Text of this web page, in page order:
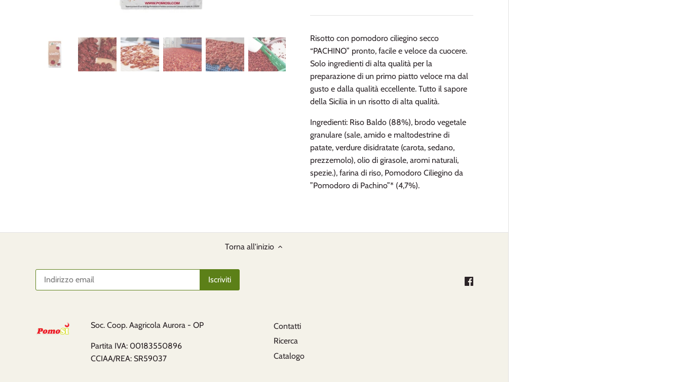
Risotto con pomodoro ciliegino secco
“PACHINO” pronto, facile e veloce da cuocere.
Solo ingredienti di alta qualità per la
preparazione di un primo piatto veloce ma dal
gusto e dalla qualità eccellente. Tutto il sapore
della Sicilia in un risotto di alta qualità.
Ingredienti: Riso Baldo (88%), brodo vegetale
granulare (sale, amido e maltodestrine di
patate, verdure disidratate (carota, sedano,
prezzemolo), olio di girasole, aromi naturali,
spezie.), farina di riso, Pomodoro Ciliegino da
”Pomodoro di Pachino”* (4,7%).
Torna all'inizio
Soc. Coop. Aagricola Aurora - OP
Partita IVA: 00183550896
CCIAA/REA: SR59037
Contatti
Ricerca
Catalogo